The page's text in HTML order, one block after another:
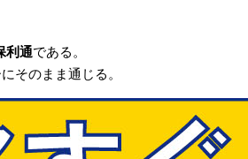
利通である。
そのまま通じる。